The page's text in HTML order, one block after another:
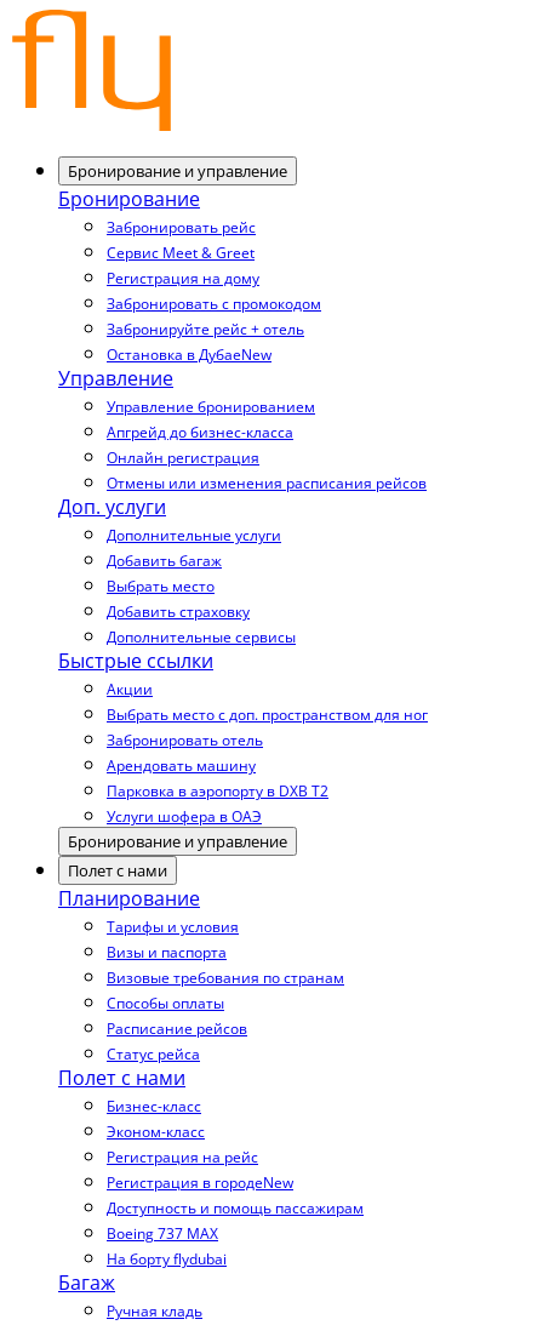
Бронирование и управление
Бронирование
Забронировать рейс
Сервис Meet & Greet
Регистрация на дому
Забронировать с промокодом
Забронируйте рейс + отель
Остановка в ДубаеNew
Управление
Управление бронированием
Апгрейд до бизнес-класса
Онлайн регистрация
Отмены или изменения расписания рейсов
Доп. услуги
Дополнительные услуги
Добавить багаж
Выбрать место
Добавить страховку
Дополнительные сервисы
Быстрые ссылки
Акции
Выбрать место с доп. пространством для ног
Забронировать отель
Арендовать машину
Парковка в аэропорту в DXB T2
Услуги шофера в ОАЭ
Бронирование и управление
Полет с нами
Планирование
Тарифы и условия
Визы и паспорта
Визовые требования по странам
Способы оплаты
Расписание рейсов
Статус рейса
Полет с нами
Бизнес-класс
Эконом-класс
Регистрация на рейс
Регистрация в городеNew
Доступность и помощь пассажирам
Boeing 737 MAX
На борту flydubai
Багаж
Ручная кладь